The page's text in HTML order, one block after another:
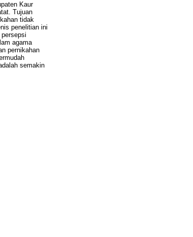
Kaur
Tujuan
tidak
penelitian ini
agama
pernikahan
semakin